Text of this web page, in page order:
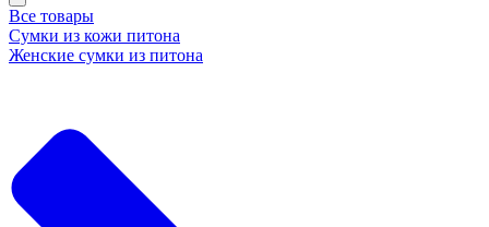
Все товары
Сумки из кожи питона
Женские сумки из питона